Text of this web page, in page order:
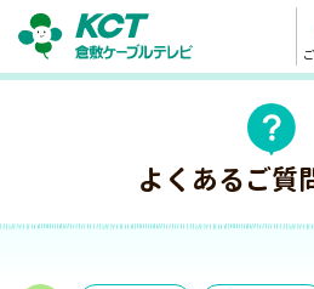
よくあるご質